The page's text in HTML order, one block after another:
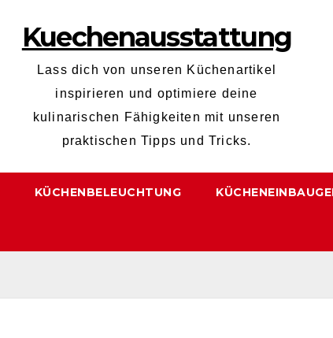
Kuechenausstattung
Lass dich von unseren Küchenartikel
inspirieren und optimiere deine
kulinarischen Fähigkeiten mit unseren
praktischen Tipps und Tricks.
KÜCHENBELEUCHTUNG